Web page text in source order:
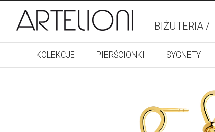
BIŻUTERIA /
KOLEKCJE PIERŚCIONKI SYGNETY